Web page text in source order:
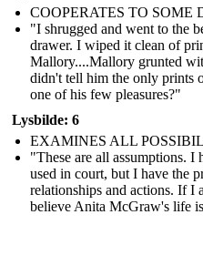
COOPERATES TO SOME
"I shrugged and went to the
drawer. I wiped it clean of
Mallory....Mallory grunted
didn't tell him the only prints
one of his few pleasures?"
Lysbilde: 6
EXAMINES ALL
"These are all assumptions. I
used in court, but I have the
relationships and actions. If I
believe Anita McGraw's life